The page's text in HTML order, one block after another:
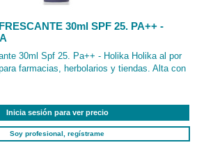
30ml SPF 25. PA++ -
30ml Spf 25. Pa++ - Holika Holika al por
farmacias, herbolarios y tiendas. Alta con
Inicia sesión para ver precio
Soy profesional, regístrame